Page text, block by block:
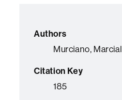
Authors
Murciano, Marcial
Citation Key
185